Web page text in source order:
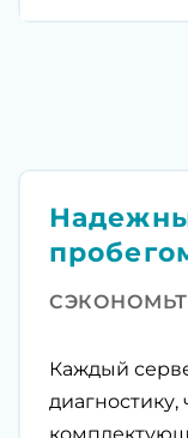
Каждый
диагностику,